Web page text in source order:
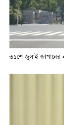
৩১শে জুলাই জাপানের